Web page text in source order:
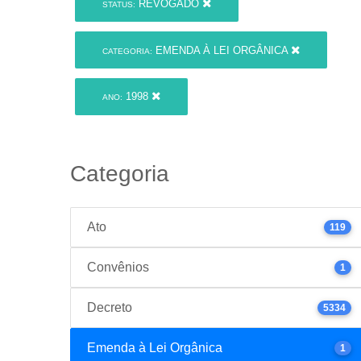
STATUS: REVOGADO
CATEGORIA: EMENDA À LEI ORGÂNICA
ANO: 1998
Categoria
Ato 119
Convênios 1
Decreto 5334
Emenda à Lei Orgânica 1